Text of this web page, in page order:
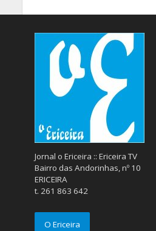
Jornal o Ericeira :: Ericeira TV
Bairro das Andorinhas, nº 10
ERICEIRA
t. 261 863 642
O Ericeira